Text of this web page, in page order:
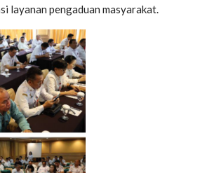
layanan pengaduan masyarakat.